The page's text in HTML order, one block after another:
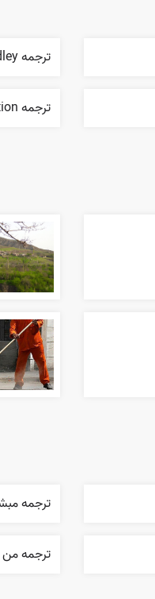
ترجمه chance-medley
ترجمه scalation
ترجمه
ترجمه من